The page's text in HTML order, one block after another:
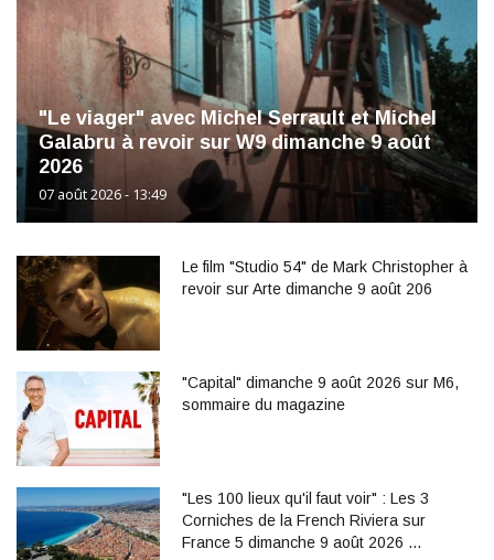
"Le viager" avec Michel Serrault et Michel
Galabru à revoir sur W9 dimanche 9 août
2026
07 août 2026 - 13:49
Le film "Studio 54" de Mark Christopher à
revoir sur Arte dimanche 9 août 206
"Capital" dimanche 9 août 2026 sur M6,
sommaire du magazine
"Les 100 lieux qu'il faut voir" : Les 3
Corniches de la French Riviera sur
France 5 dimanche 9 août 2026 …